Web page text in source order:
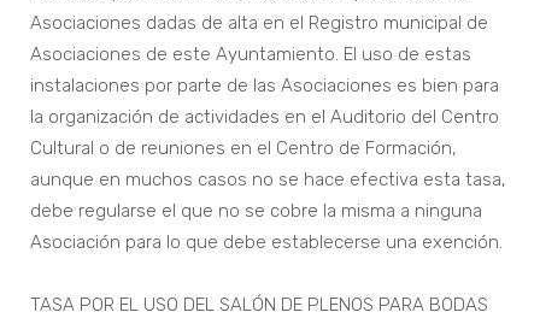
Asociaciones dadas de alta en el Registro municipal de
Asociaciones de este Ayuntamiento. El uso de estas
instalaciones por parte de las Asociaciones es bien para
la organización de actividades en el Auditorio del Centro
Cultural o de reuniones en el Centro de Formación,
aunque en muchos casos no se hace efectiva esta tasa,
debe regularse el que no se cobre la misma a ninguna
Asociación para lo que debe establecerse una exención.
TASA POR EL USO DEL SALÓN DE PLENOS PARA BODAS